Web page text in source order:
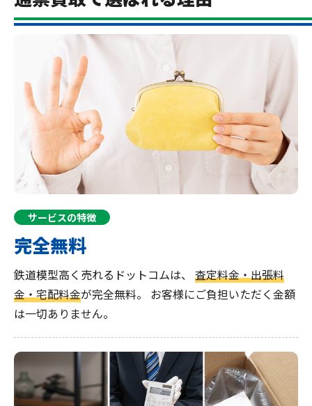
サービスの特徴
完全無料
鉄道模型高く売れるドットコムは、 査定料金・出張料
金・宅配料金が完全無料。 お客様にご負担いただく金額
は一切ありません。